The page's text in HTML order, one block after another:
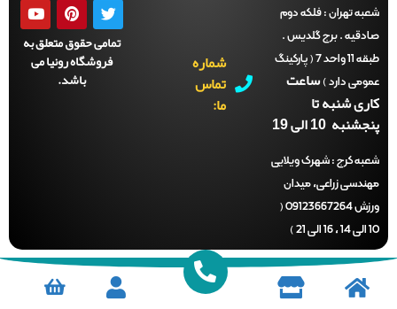
تهران :فلکه دوم
. برج گلدیس .
طبقه 11 واحد 7 ( پارکینگ
دارد )ساعت
شنبه تا
10 الی 19
کرج :شهرک ویلایی
زراعی، میدان
ورزش 09123667264 (
شماره
تماس
تمامی حقوق متعلق به
فروشگاه رونیا می
باشد.